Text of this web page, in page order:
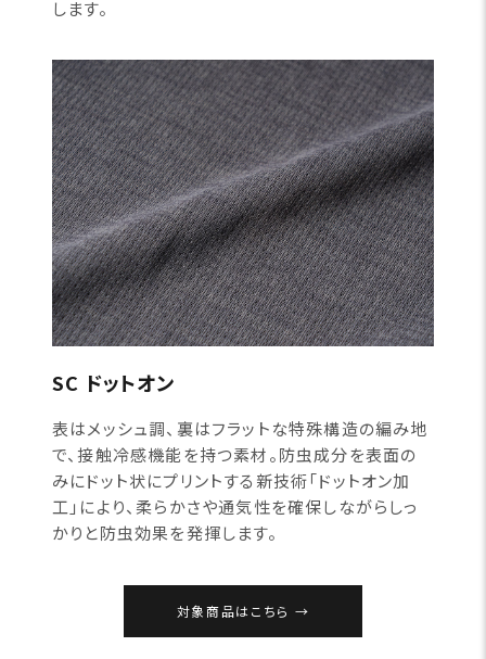
します。
SC ドットオン
表はメッシュ調、裏はフラットな特殊構造の編み地
で、接触冷感機能を持つ素材。防虫成分を表面の
みにドット状にプリントする新技術「ドットオン加
工」により、柔らかさや通気性を確保しながらしっ
かりと防虫効果を発揮します。
対象商品はこちら